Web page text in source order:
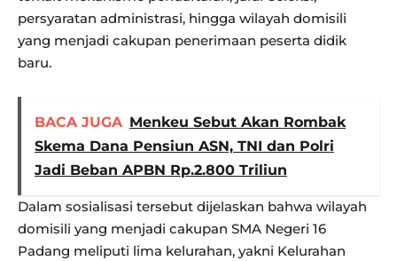
persyaratan administrasi, hingga wilayah domisili
yang menjadi cakupan penerimaan peserta didik
baru.
BACA JUGA Menkeu Sebut Akan Rombak
Skema Dana Pensiun ASN, TNI dan Polri
Jadi Beban APBN Rp.2.800 Triliun
Dalam sosialisasi tersebut dijelaskan bahwa wilayah
domisili yang menjadi cakupan SMA Negeri 16
Padang meliputi lima kelurahan, yakni Kelurahan